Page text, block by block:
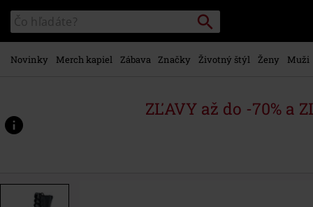
na
hlavný
obsah
Katalóg
vyhľadávania
Vyhľadávanie
Novinky Merch kapiel Zábava Značky Životný štýl Ženy Muži
ZĽAVY až do -70% a
www.emp-
p/top%C3%A1nky-